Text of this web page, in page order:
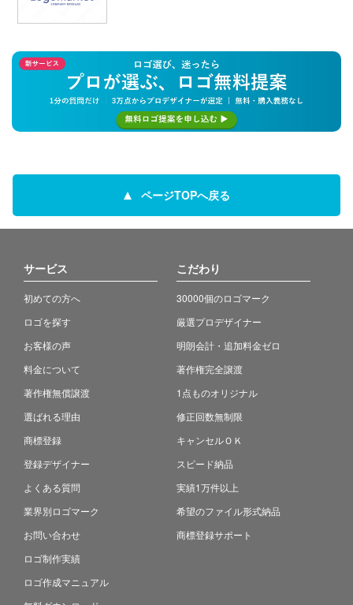
ページTOPへ戻る
サービス
初めての方へ
ロゴを探す
お客様の声
料金について
著作権無償譲渡
選ばれる理由
商標登録
登録デザイナー
よくある質問
業界別ロゴマーク
お問い合わせ
ロゴ制作実績
ロゴ作成マニュアル
こだわり
30000個のロゴマーク
厳選プロデザイナー
明朗会計・追加料金ゼロ
著作権完全譲渡
1点ものオリジナル
修正回数無制限
キャンセルＯＫ
スピード納品
実績1万件以上
希望のファイル形式納品
商標登録サポート